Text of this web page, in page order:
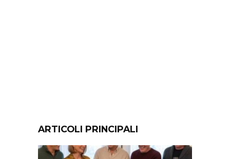
ARTICOLI PRINCIPALI